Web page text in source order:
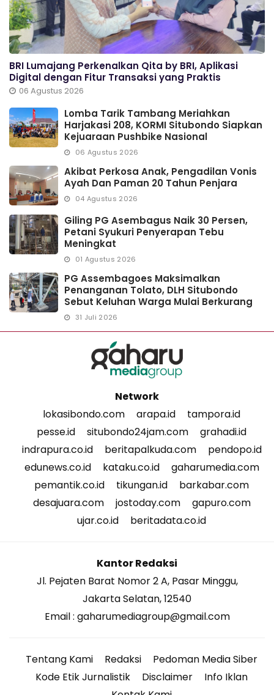
BRI Lumajang Perkenalkan Qita by BRI, Aplikasi
Digital dengan Fitur Transaksi yang Praktis
06 Agustus 2026
Lomba Tarik Tambang Meriahkan
Harjakasi 208, KORMI Situbondo Siapkan
Kejuaraan Pushbike Nasional
06 Agustus 2026
Akibat Perkosa Anak, Pengadilan Vonis
Ayah Dan Paman 20 Tahun Penjara
04 Agustus 2026
Giling PG Asembagus Naik 30 Persen,
Petani Syukuri Penyerapan Tebu
Meningkat
01 Agustus 2026
PG Assembagoes Maksimalkan
Penanganan Tolato, DLH Situbondo
Sebut Keluhan Warga Mulai Berkurang
31 Juli 2026
Network
lokasibondo.com
arapa.id
tampora.id
pesse.id
situbondo24jam.com
grahadi.id
indrapura.co.id
beritapalkuda.com
pendopo.id
edunews.co.id
kataku.co.id
gaharumedia.com
pemantik.co.id
tikungan.id
barkabar.com
desajuara.com
jostoday.com
gapuro.com
ujar.co.id
beritadata.co.id
Kantor Redaksi
Jl. Pejaten Barat Nomor 2 A, Pasar Minggu,
Jakarta Selatan, 12540
Email : gaharumediagroup@gmail.com
Tentang Kami Redaksi
Pedoman Media Siber
Kode Etik Jurnalistik
Disclaimer
Info Iklan